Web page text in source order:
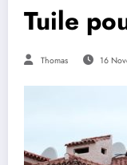
Tuile
Thomas 16